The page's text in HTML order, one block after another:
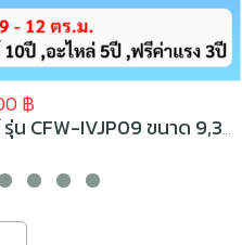
฿
แอร์เซ็นทรัลแอร์ อินเวอร์เตอร์ รุ่น CFW-IVJP09 ขนาด 9,300 BTU